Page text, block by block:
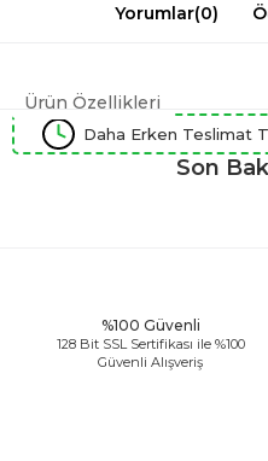
Yorumlar(0)
Ürün Özellikleri
Daha Erken Teslimat
Son
%100 Güvenli
128 Bit SSL Sertifikası ile %100
Güvenli Alışveriş